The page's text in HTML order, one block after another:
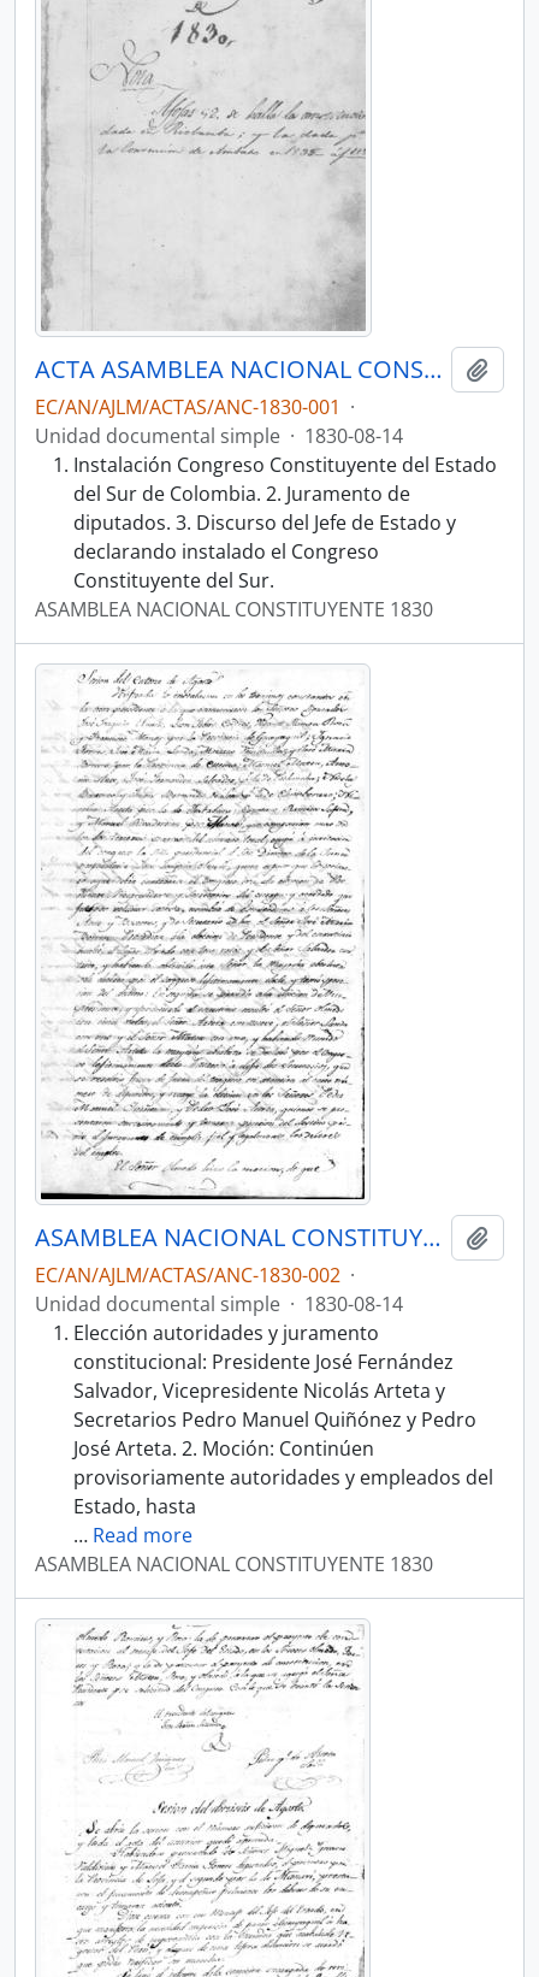
ACTA ASAMBLEA NACIONAL CONSTITUYENTE 1830
EC/AN/AJLM/ACTAS/ANC-1830-001 ·
Unidad documental simple · 1830-08-14
Instalación Congreso Constituyente del Estado
del Sur de Colombia. 2. Juramento de
diputados. 3. Discurso del Jefe de Estado y
declarando instalado el Congreso
Constituyente del Sur.
ASAMBLEA NACIONAL CONSTITUYENTE 1830
ASAMBLEA NACIONAL CONSTITUYENTE 1830
EC/AN/AJLM/ACTAS/ANC-1830-002 ·
Unidad documental simple · 1830-08-14
Elección autoridades y juramento
constitucional: Presidente José Fernández
Salvador, Vicepresidente Nicolás Arteta y
Secretarios Pedro Manuel Quiñónez y Pedro
José Arteta. 2. Moción: Continúen
provisoriamente autoridades y empleados del
Estado, hasta
… Read more
ASAMBLEA NACIONAL CONSTITUYENTE 1830